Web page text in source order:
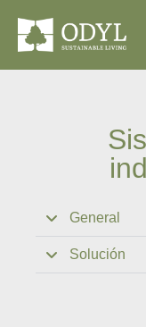
General
Solución